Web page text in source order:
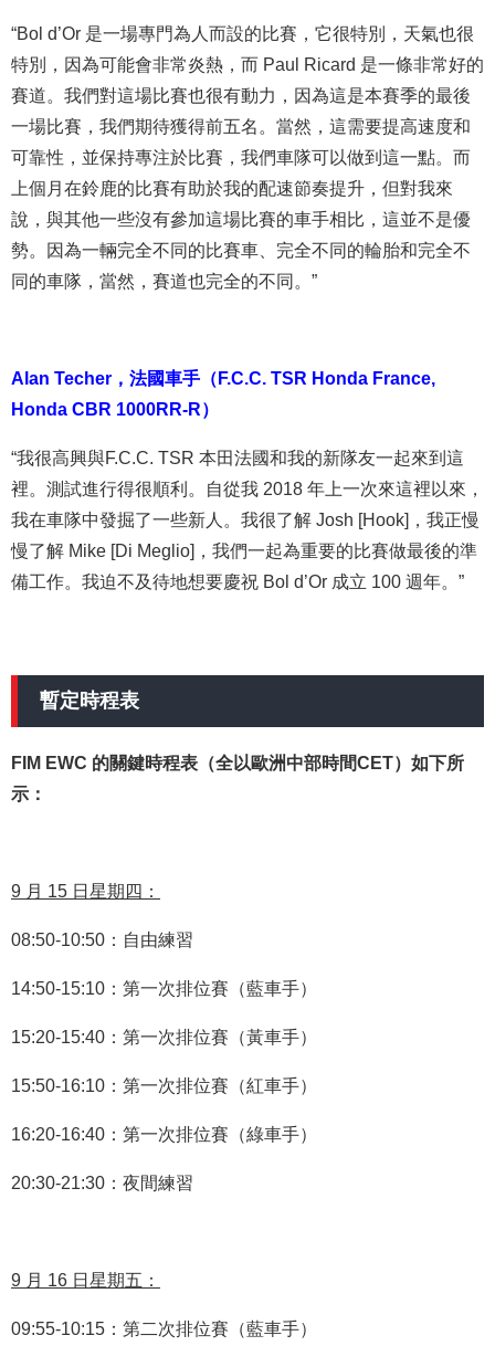
“Bol d’Or 是一場專門為人而設的比賽，它很特別，天氣也很
特別，因為可能會非常炎熱，而 Paul Ricard 是一條非常好的
賽道。我們對這場比賽也很有動力，因為這是本賽季的最後
一場比賽，我們期待獲得前五名。當然，這需要提高速度和
可靠性，並保持專注於比賽，我們車隊可以做到這一點。而
上個月在鈴鹿的比賽有助於我的配速節奏提升，但對我來
說，與其他一些沒有參加這場比賽的車手相比，這並不是優
勢。因為一輛完全不同的比賽車、完全不同的輪胎和完全不
同的車隊，當然，賽道也完全的不同。”
Alan Techer ， 法國車手（F.C.C. TSR Honda France,
Honda CBR 1000RR-R）
“我很高興與F.C.C. TSR 本田法國和我的新隊友一起來到這
裡。測試進行得很順利。自從我 2018 年上一次來這裡以來，
我在車隊中發掘了一些新人。我很了解 Josh [Hook]，我正慢
慢了解 Mike [Di Meglio]，我們一起為重要的比賽做最後的準
備工作。我迫不及待地想要慶祝 Bol d’Or 成立 100 週年。”
暫定時程表
FIM EWC 的關鍵時程表（全以歐洲中部時間CET）如下所
示：
9 月 15 日星期四：
08:50-10:50：自由練習
14:50-15:10：第一次排位賽（藍車手）
15:20-15:40：第一次排位賽（黃車手）
15:50-16:10：第一次排位賽（紅車手）
16:20-16:40：第一次排位賽（綠車手）
20:30-21 :30：夜間練習
9 月 16 日星期五：
09:55-10:15：第二次排位賽（藍車手）